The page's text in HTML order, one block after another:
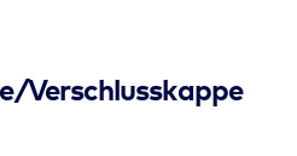
Verschlusskappe